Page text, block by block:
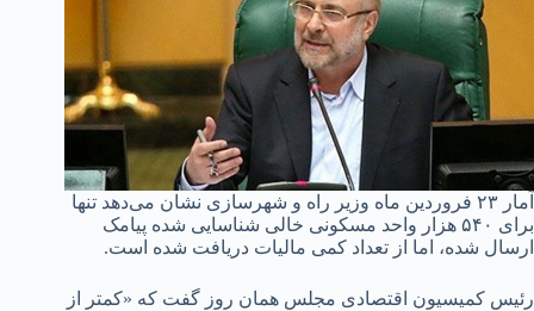
آمار ۲۳ فروردین ماه وزیر راه و شهرسازی نشان می‌دهد تنها
برای ۵۴۰ هزار واحد مسکونی خالی شناسایی شده پیامک
ارسال شده، اما از تعداد کمی مالیات دریافت شده است.
رئیس کمیسیون اقتصادی مجلس همان روز گفت که «کمتر از